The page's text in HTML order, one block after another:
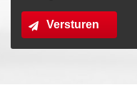
veld
leeg
Versturen